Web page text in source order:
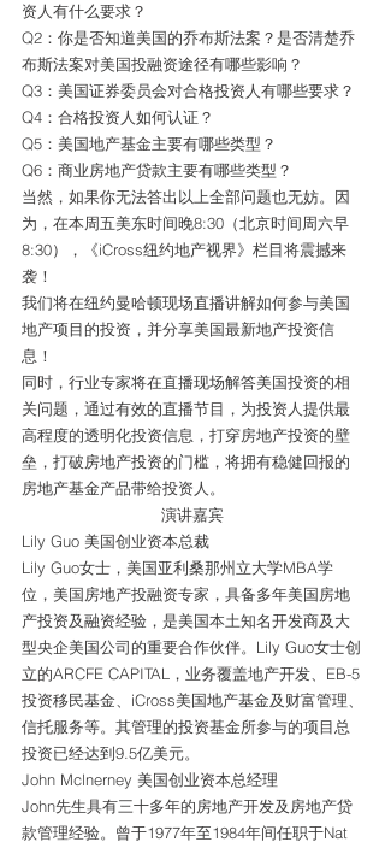
资人有什么要求？
Q2：你是否知道美国的乔布斯法案？是否清楚乔
布斯法案对美国投融资途径有哪些影响？
Q3：美国证券委员会对合格投资人有哪些要求？
Q4：合格投资人如何认证？
Q5：美国地产基金主要有哪些类型？
Q6：商业房地产贷款主要有哪些类型？
当然，如果你无法答出以上全部问题也无妨。因
为，在本周五美东时间晚8:30（北京时间周六早
8:30），《iCross纽约地产视界》栏目将震撼来
袭！
我们将在纽约曼哈顿现场直播讲解如何参与美国
地产项目的投资，并分享美国最新地产投资信
息！
同时，行业专家将在直播现场解答美国投资的相
关问题，通过有效的直播节目，为投资人提供最
高程度的透明化投资信息，打穿房地产投资的壁
垒，打破房地产投资的门槛，将拥有稳健回报的
房地产基金产品带给投资人。
演讲嘉宾
Lily Guo 美国创业资本总裁
Lily Guo女士，美国亚利桑那州立大学MBA学
位，美国房地产投融资专家，具备多年美国房地
产投资及融资经验，是美国本土知名开发商及大
型央企美国公司的重要合作伙伴。Lily Guo女士创
立的ARCFE CAPITAL，业务覆盖地产开发、EB-5
投资移民基金、iCross美国地产基金及财富管理、
信托服务等。其管理的投资基金所参与的项目总
投资已经达到9.5亿美元。
John Mclnerney 美国创业资本总经理
John先生具有三十多年的房地产开发及房地产贷
款管理经验。曾于1977年至1984年间任职于Nat